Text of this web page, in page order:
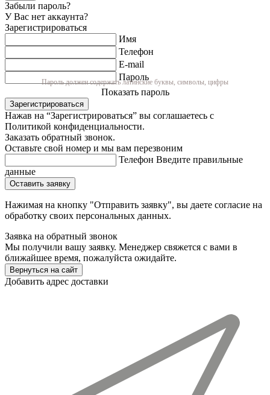
Забыли пароль?
У Вас нет аккаунта?
Зарегистрироваться
Имя
Телефон
E-mail
Пароль
Пароль должен содержать латинские буквы, символы, цифры
Показать пароль
Зарегистрироваться
Нажав на “Зарегистрироваться” вы соглашаетесь с
Политикой конфиденциальности.
Заказать обратный звонок.
Оставьте свой номер и мы вам перезвоним
Телефон Введите правильные
данные
Оставить заявку
Нажимая на кнопку "Отправить заявку", вы даете согласие на
обработку своих персональных данных.
Заявка на обратный звонок
Мы получили вашу заявку. Менеджер свяжется с вами в
ближайшее время, пожалуйста ожидайте.
Вернуться на сайт
Добавить адрес доставки